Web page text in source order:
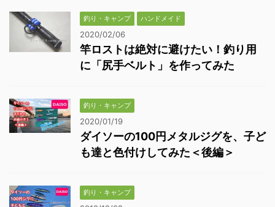
釣り・キャンプ ハンドメイド
2020/02/06
竿ロストは絶対に避けたい！釣り用
に「尻手ベルト」を作ってみた
釣り・キャンプ
2020/01/19
ダイソーの100円メタルジグを、子ど
も達と色付けしてみた＜後編＞
釣り・キャンプ